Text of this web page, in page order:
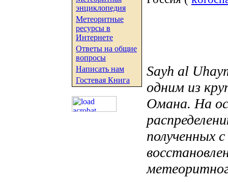
энциклопедия
Метеоритные
ресурсы в
Интернете
Ответы на общие
вопросы
Написать нам
Гостевая Книга
Sayh al
одним из
Омана. На
полученных